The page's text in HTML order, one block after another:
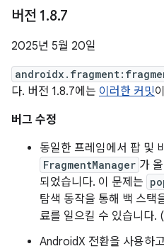
버전 1.8.7
2025년 5월 20일
다. 버전 1.8.7에는 이러한 커밋
버그 수정
동일한 프레임에서 팝 및
FragmentManager 가
되었습니다. 이 문제는
탐색 동작을 통해 백 스택
료를 일으킬 수 있습니다. (
AndroidX 전환을 사용하